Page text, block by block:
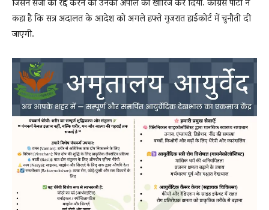
जिसने सजा को रद्द करने की उनकी अपील को खारिज कर दिया. कांग्रेस पार्टी ने
कहा है कि सत्र अदालत के आदेश को अगले हफ्ते गुजरात हाईकोर्ट में चुनौती दी
जाएगी.